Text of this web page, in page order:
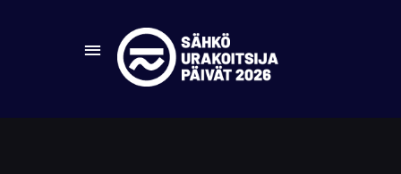
Toggle
Navigation